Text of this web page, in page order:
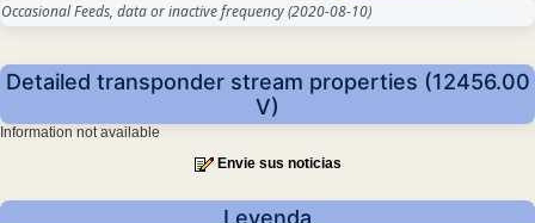
Occasional Feeds, data or inactive frequency(2020-08-10)
Detailed transponder stream properties (12456.00
V)
Information not available
Envie sus noticias
Leyenda